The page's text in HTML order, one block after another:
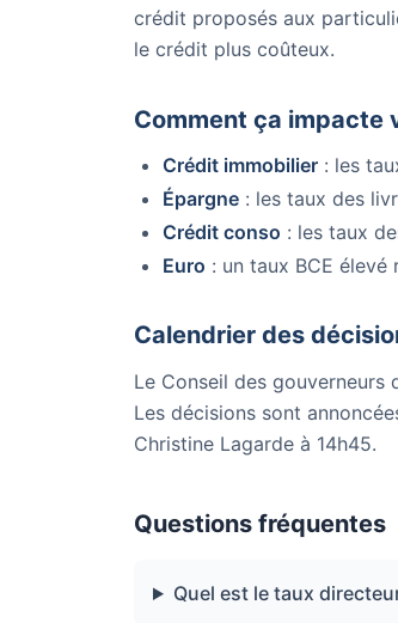
crédit proposés aux
le crédit plus coûteux.
Comment ça impacte
Crédit immobilier : les
Épargne : les taux des
Crédit conso : les taux
Euro : un taux BCE
Calendrier des
Le Conseil des
Les décisions sont
Christine Lagarde à 14h45.
Questions fréquentes
Quel est le taux